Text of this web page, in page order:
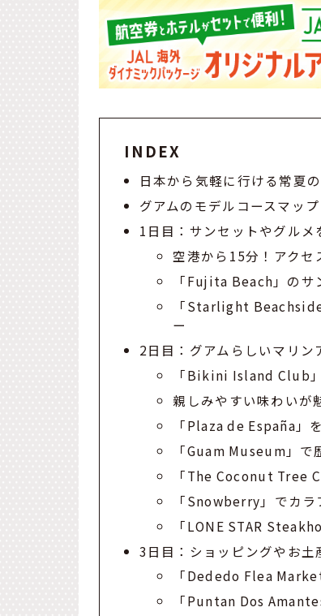
INDEX
日本から気軽に行ける常夏
グアムのモデルコースマップ
1日目：サンセットやグルメ
空港から15分！アク
「Fujita Beach」のサ
「Starlight
ー
2日目：グアムらしいマリン
「Bikini Island Club
親しみやすい味わいが
「Plaza de España」
「Guam Museum」で
「The Coconut Tree
「Snowberry」でカ
「LONE STAR
3日目：ショッピングやお土
「Dededo Flea
「Puntan Dos